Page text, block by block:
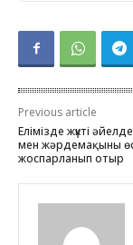
Previous article
Елімізде жүкті
мен жәрдемақыны
жоспарланып отыр